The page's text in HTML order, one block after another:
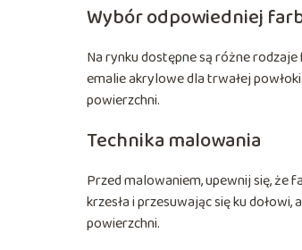
Wybór odpowiedniej
Na rynku dostępne są różne
emalie akrylowe dla trwałej
powierzchni.
Technika malowania
Przed malowaniem, upewnij się, że
krzesła i przesuwając się ku
powierzchni.